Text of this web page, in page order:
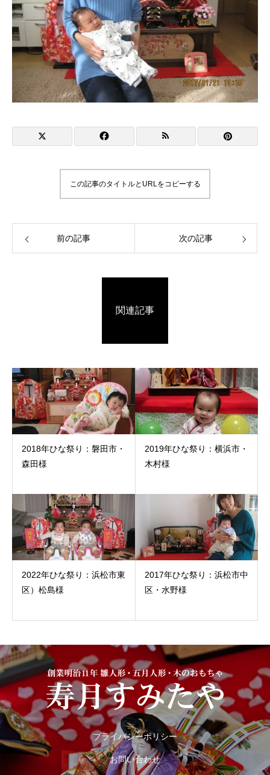
この記事のタイトルとURLをコピーする
前の記事 次の記事
関連記事
2018年ひな祭り：磐田市・
森田様
2019年ひな祭り：横浜市・
木村様
2022年ひな祭り：浜松市東
区）松島様
2017年ひな祭り：浜松市中
区・水野様
プライバシーポリシー
お問い合わせ